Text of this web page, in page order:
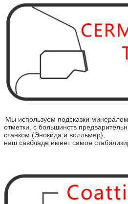
Мы используем подсказки
отметки, с большинств
станком (Энокида и волльмер),
наш савбладе имеет самое